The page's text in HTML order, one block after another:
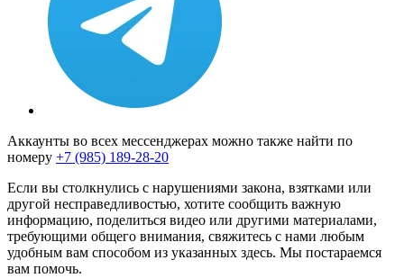
Аккаунты во всех мессенджерах можно также найти по
номеру +7 (985) 189-28-20
Если вы столкнулись с нарушениями закона, взятками или
другой несправедливостью, хотите сообщить важную
информацию, поделиться видео или другими материалами,
требующими общего внимания, свяжитесь с нами любым
удобным вам способом из указанных здесь. Мы постараемся
вам помочь.